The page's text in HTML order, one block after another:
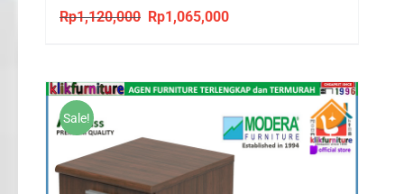
Rp1,120,000
Original
Rp1,120,000.
Rp1,065,000Current
Rp1,065,000.
Sale!